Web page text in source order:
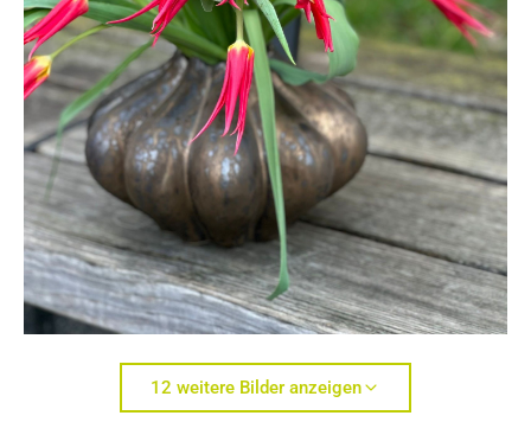
12 weitere Bilder anzeigen